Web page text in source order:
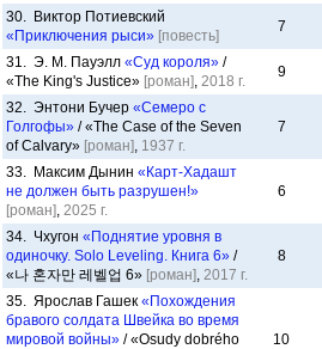
30. Виктор Потиевский
«Приключения рыси» [повесть]
7
31. Э. М. Пауэлл «Суд короля» /
«The King's Justice» [роман], 2018 г.
9
32. Энтони Бучер «Семеро с
Голгофы» / «The Case of the Seven
of Calvary» [роман], 1937 г.
7
33. Максим Дынин «Карт-Хадашт
не должен быть разрушен!»
[роман], 2025 г.
6
34. Чхугон «Поднятие уровня в
одиночку. Solo Leveling. Книга 6» /
«나 혼자만 레벨업 6» [роман], 2017 г.
8
35. Ярослав Гашек «Похождения
бравого солдата Швейка во время
мировой войны» / «Osudy dobrého
10